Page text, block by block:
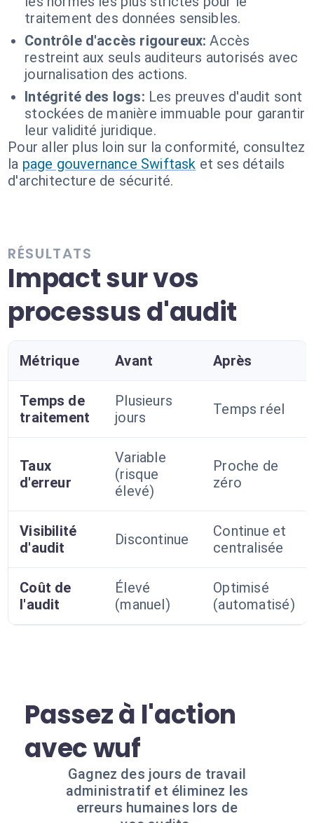
traitement des données sensibles.
Contrôle d'accès rigoureux: Accès
restreint aux seuls auditeurs autorisés avec
journalisation des actions.
Intégrité des logs: Les preuves d'audit sont
stockées de manière immuable pour garantir
leur validité juridique.
Pour aller plus loin sur la conformité, consultez
la page gouvernance Swiftask et ses détails
d'architecture de sécurité.
RÉSULTATS
Impact sur vos
processus d'audit
Métrique Avant Après
Temps de
traitement
Plusieurs
jours
Temps réel
Taux
d'erreur
Variable
(risque
élevé)
Proche de
zéro
Visibilité
d'audit
Discontinue
Continue et
centralisée
Coût de
l'audit
Élevé
(manuel)
Optimisé
(automatisé)
Passez à l'action
avec wuf
Gagnez des jours de travail
administratif et éliminez les
erreurs humaines lors de